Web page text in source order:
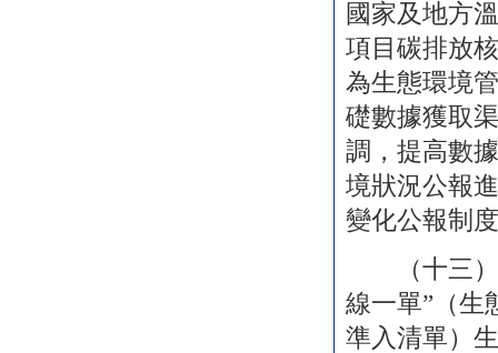
國家及地方
項目碳排放
為生態環境
礎數據獲取
調，提高數
境狀況公報
變化公報制
（十三）
線一單”（生
準入清單）